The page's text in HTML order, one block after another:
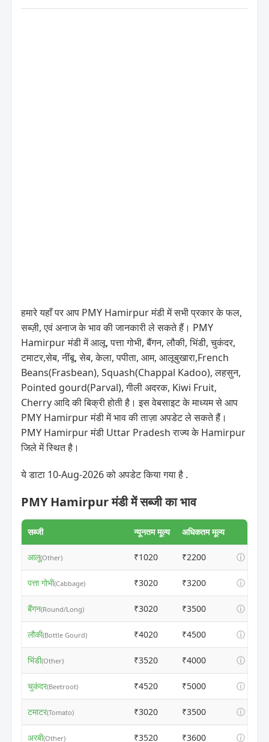
हमारे यहाँ पर आप PMY Hamirpur मंडी में सभी प्रकार के फल,
सब्ज़ी, एवं अनाज के भाव की जानकारी ले सकते हैं। PMY
Hamirpur मंडी में आलू, पत्ता गोभी, बैंगन, लौकी, भिंडी, चुकंदर,
टमाटर,सेब, नींबू, सेब, केला, पपीता, आम, आलूबुखारा,French
Beans(Frasbean), Squash(Chappal Kadoo), लहसुन,
Pointed gourd(Parval), गीली अदरक, Kiwi Fruit,
Cherry आदि की बिक्री होती है। इस वेबसाइट के माध्यम से आप
PMY Hamirpur मंडी में भाव की ताज़ा अपडेट ले सकते हैं।
PMY Hamirpur मंडी Uttar Pradesh राज्य के Hamirpur
जिले में स्थित है।
ये डाटा 10-Aug-2026 को अपडेट किया गया है .
PMY Hamirpur मंडी में सब्जी का भाव
सब्जी न्यूनतम मूल्य अधिकतम मूल्य
आलू(Other) ₹1020 ₹2200 ⓘ
पत्ता गोभी(Cabbage) ₹3020 ₹3200 ⓘ
बैंगन(Round/Long) ₹3020 ₹3500 ⓘ
लौकी(Bottle Gourd) ₹4020 ₹4500 ⓘ
भिंडी(Other) ₹3520 ₹4000 ⓘ
चुकंदर(Beetroot) ₹4520 ₹5000 ⓘ
टमाटर(Tomato) ₹3020 ₹3500 ⓘ
अरबी(Other) ₹3520 ₹3600 ⓘ